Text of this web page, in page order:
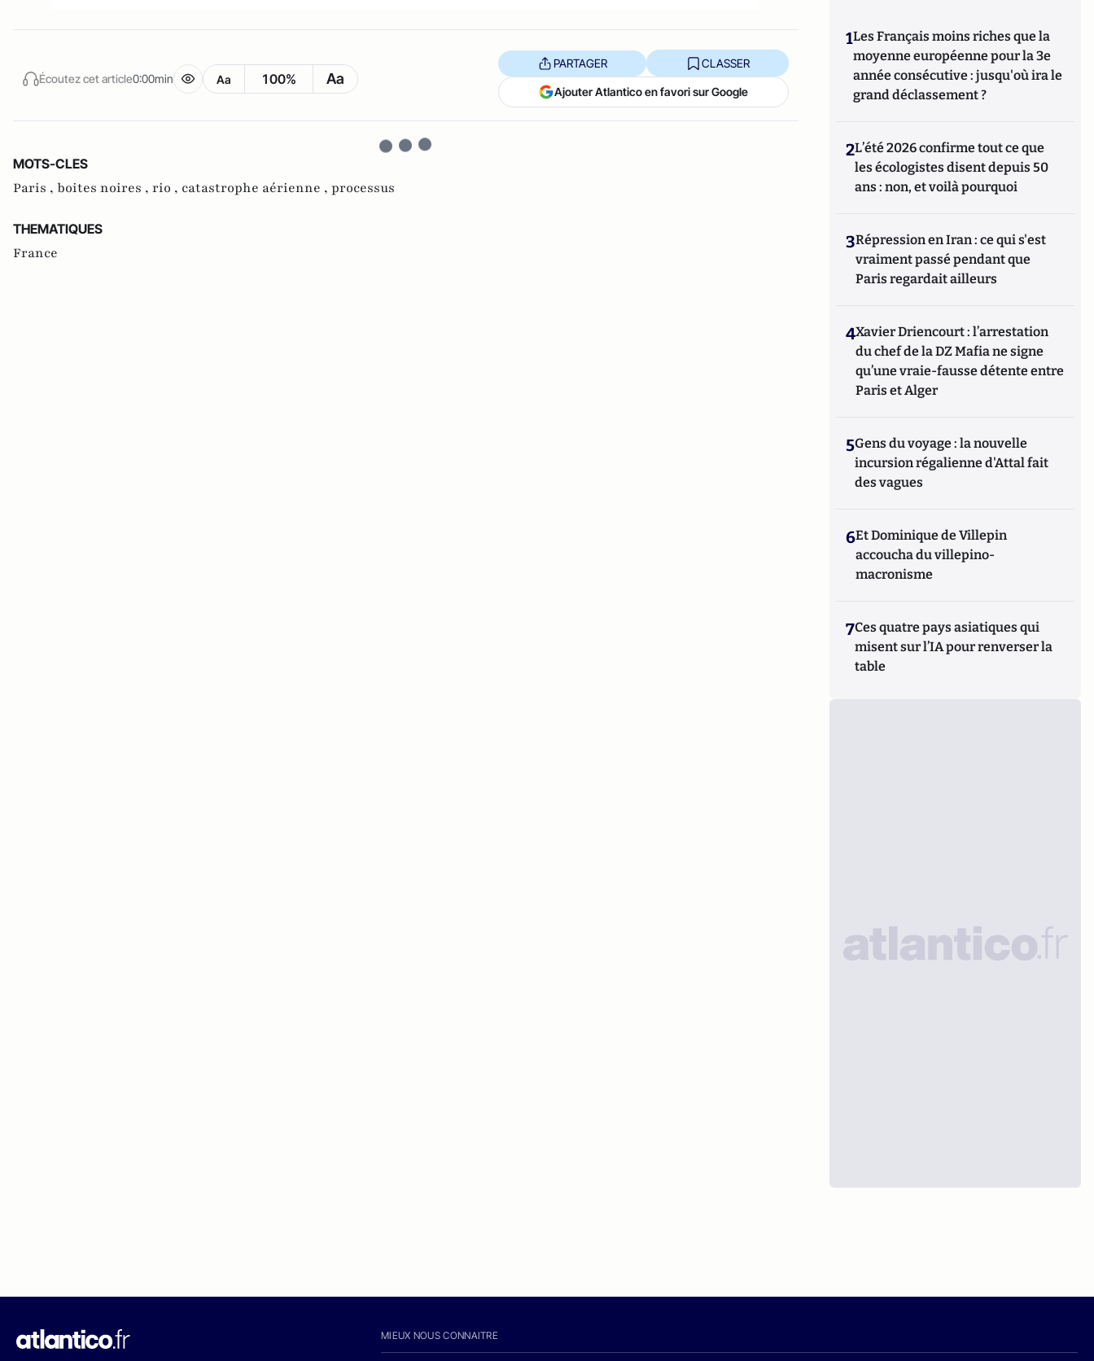
Écoutez cet article0:00min Aa 100% Aa
PARTAGER CLASSER
Ajouter Atlantico en favori sur Google
MOTS-CLES
Paris , boites noires , rio , catastrophe aérienne , processus
THEMATIQUES
France
1Les Français moins riches que la
moyenne européenne pour la 3e
année consécutive : jusqu'où ira le
grand déclassement ?
2L’été 2026 confirme tout ce que
les écologistes disent depuis 50
ans : non, et voilà pourquoi
3Répression en Iran : ce qui s'est
vraiment passé pendant que
Paris regardait ailleurs
4Xavier Driencourt : l’arrestation
du chef de la DZ Mafia ne signe
qu’une vraie-fausse détente entre
Paris et Alger
5Gens du voyage : la nouvelle
incursion régalienne d'Attal fait
des vagues
6Et Dominique de Villepin
accoucha du villepino-
macronisme
7Ces quatre pays asiatiques qui
misent sur l’IA pour renverser la
table
MIEUX NOUS CONNAITRE